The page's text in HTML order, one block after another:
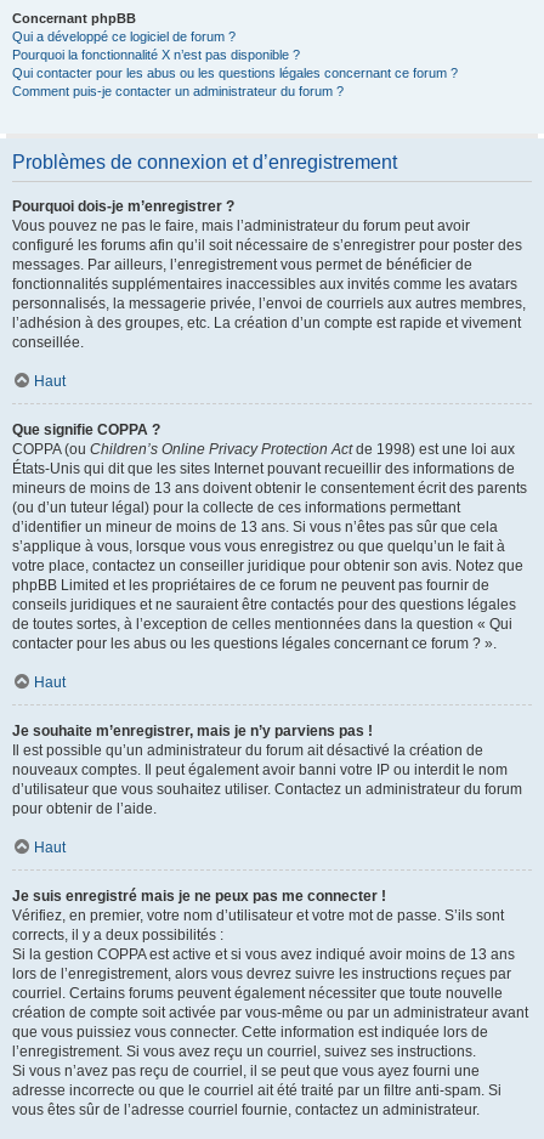
Concernant phpBB
Qui a développé ce logiciel de forum ?
Pourquoi la fonctionnalité X n’est pas disponible ?
Qui contacter pour les abus ou les questions légales concernant ce forum ?
Comment puis-je contacter un administrateur du forum ?
Problèmes de connexion et d’enregistrement
Pourquoi dois-je m’enregistrer ?
Vous pouvez ne pas le faire, mais l’administrateur du forum peut avoir
configuré les forums afin qu’il soit nécessaire de s’enregistrer pour poster des
messages. Par ailleurs, l’enregistrement vous permet de bénéficier de
fonctionnalités supplémentaires inaccessibles aux invités comme les avatars
personnalisés, la messagerie privée, l’envoi de courriels aux autres membres,
l’adhésion à des groupes, etc. La création d’un compte est rapide et vivement
conseillée.
Haut
Que signifie COPPA ?
COPPA (ou Children’s Online Privacy Protection Actde 1998) est une loi aux
États-Unis qui dit que les sites Internet pouvant recueillir des informations de
mineurs de moins de 13 ans doivent obtenir le consentement écrit des parents
(ou d’un tuteur légal) pour la collecte de ces informations permettant
d’identifier un mineur de moins de 13 ans. Si vous n’êtes pas sûr que cela
s’applique à vous, lorsque vous vous enregistrez ou que quelqu’un le fait à
votre place, contactez un conseiller juridique pour obtenir son avis. Notez que
phpBB Limited et les propriétaires de ce forum ne peuvent pas fournir de
conseils juridiques et ne sauraient être contactés pour des questions légales
de toutes sortes, à l’exception de celles mentionnées dans la question « Qui
contacter pour les abus ou les questions légales concernant ce forum ? ».
Haut
Je souhaite m’enregistrer, mais je n’y parviens pas !
Il est possible qu’un administrateur du forum ait désactivé la création de
nouveaux comptes. Il peut également avoir banni votre IP ou interdit le nom
d’utilisateur que vous souhaitez utiliser. Contactez un administrateur du forum
pour obtenir de l’aide.
Haut
Je suis enregistré mais je ne peux pas me connecter !
Vérifiez, en premier, votre nom d’utilisateur et votre mot de passe. S’ils sont
corrects, il y a deux possibilités :
Si la gestion COPPA est active et si vous avez indiqué avoir moins de 13 ans
lors de l’enregistrement, alors vous devrez suivre les instructions reçues par
courriel. Certains forums peuvent également nécessiter que toute nouvelle
création de compte soit activée par vous-même ou par un administrateur avant
que vous puissiez vous connecter. Cette information est indiquée lors de
l’enregistrement. Si vous avez reçu un courriel, suivez ses instructions.
Si vous n’avez pas reçu de courriel, il se peut que vous ayez fourni une
adresse incorrecte ou que le courriel ait été traité par un filtre anti-spam. Si
vous êtes sûr de l’adresse courriel fournie, contactez un administrateur.